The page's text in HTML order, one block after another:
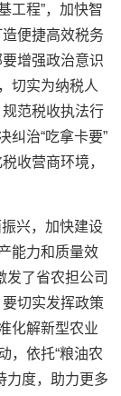
工程”，加快智
便捷高效税务
增强政治意识
切实为纳税人
范税收执法行
纠治“吃拿卡要”
收营商环境，
振兴，加快建设
能力和质量效
发了省农担公司
切实发挥政策
化解新型农业
，依托“粮油农
力度，助力更多